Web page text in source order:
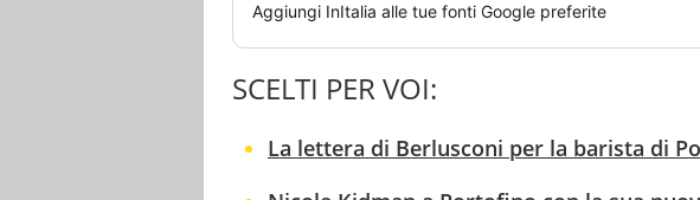
Aggiungi InItalia alle tue fonti Google preferite
SCELTI PER VOI:
La lettera di Berlusconi per la barista di